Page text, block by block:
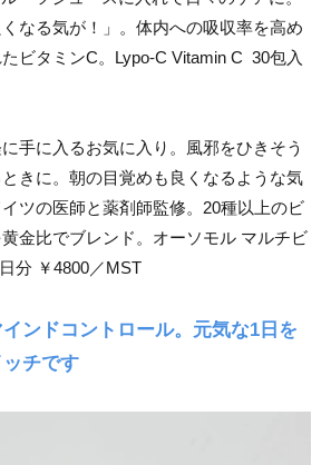
なる気が！」。体内への吸収率を高め
ビタミンC。Lypo-C Vitamin C 30包入
に手に入るお気に入り。風邪をひきそう
きに。朝の目覚めも良くなるような気
ツの医師と薬剤師監修。20種以上のビ
金比でブレンド。オーソモル マルチビ
分 ￥4800／MST
ンドコントロール。元気な1日を
チです